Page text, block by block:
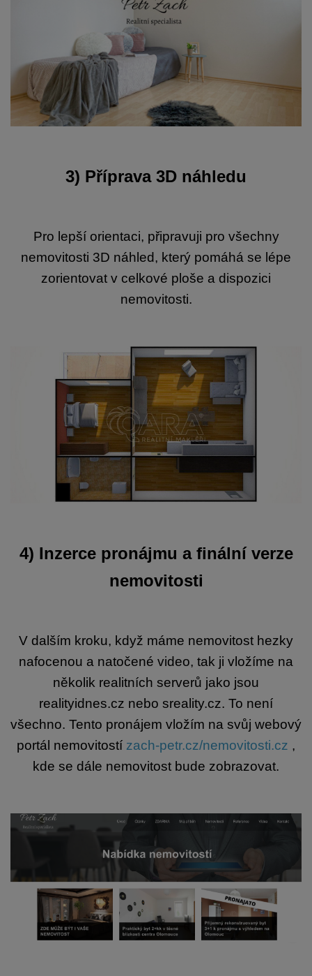
3) Příprava 3D náhledu
Pro lepší orientaci, připravuji pro všechny
nemovitosti 3D náhled, který pomáhá se lépe
zorientovat v celkové ploše a dispozici
nemovitosti.
4) Inzerce pronájmu a finální verze
nemovitosti
V dalším kroku, když máme nemovitost hezky
nafocenou a natočené video, tak ji vložíme na
několik realitních serverů jako jsou
realityidnes.cz nebo sreality.cz. To není
všechno. Tento pronájem vložím na svůj webový
portál nemovitostí zach-petr.cz/nemovitosti.cz ,
kde se dále nemovitost bude zobrazovat.